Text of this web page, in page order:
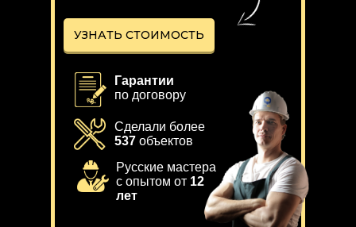
УЗНАТЬ СТОИМОСТЬ
Гарантии
по договору
Сделали более
537 объектов
Русские мастера
с опытом от 12
лет